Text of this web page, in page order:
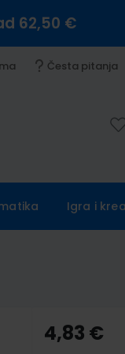
62,50 €
Česta pitanja
Igra i
4,83 €